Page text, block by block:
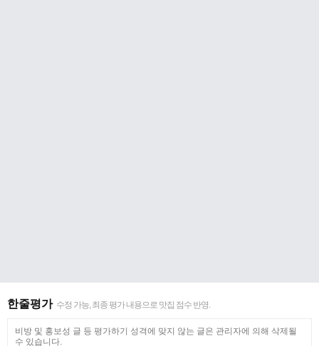
한줄평가 수정 가능, 최종 평가 내용으로 맛집 점수 반영.